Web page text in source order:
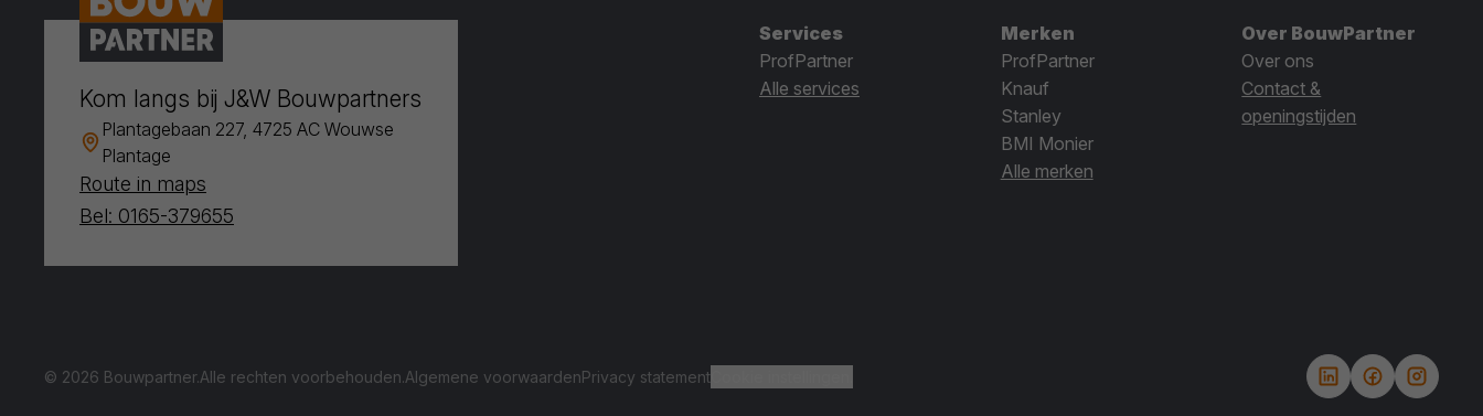
Kom langs bij J&W Bouwpartners
Plantagebaan 227, 4725 AC Wouwse
Plantage
Route in maps
Bel: 0165-379655
Services
ProfPartner
Alle services
Merken
ProfPartner
Knauf
Stanley
BMI Monier
Alle merken
Over BouwPartner
Over ons
Contact &
openingstijden
© 2026 Bouwpartner.Alle rechten voorbehouden.Algemene voorwaardenPrivacy statement